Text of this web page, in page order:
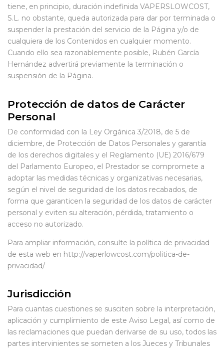
tiene, en principio, duración indefinida VAPERSLOWCOST,
S.L. no obstante, queda autorizada para dar por terminada o
suspender la prestación del servicio de la Página y/o de
cualquiera de los Contenidos en cualquier momento.
Cuando ello sea razonablemente posible, Rubén García
Hernández advertirá previamente la terminación o
suspensión de la Página.
Protección de datos de Carácter
Personal
De conformidad con la Ley Orgánica 3/2018, de 5 de
diciembre, de Protección de Datos Personales y garantía
de los derechos digitales y el Reglamento (UE) 2016/679
del Parlamento Europeo, el Prestador se compromete a
adoptar las medidas técnicas y organizativas necesarias,
según el nivel de seguridad de los datos recabados, de
forma que garanticen la seguridad de los datos de carácter
personal y eviten su alteración, pérdida, tratamiento o
acceso no autorizado.
Para ampliar información, consulte la política de privacidad
de esta web en http://vaperlowcost.com/politica-de-
privacidad/
Jurisdicción
Para cuantas cuestiones se susciten sobre la interpretación,
aplicación y cumplimiento de este Aviso Legal, así como de
las reclamaciones que puedan derivarse de su uso, todos las
partes intervinientes se someten a los Jueces y Tribunales